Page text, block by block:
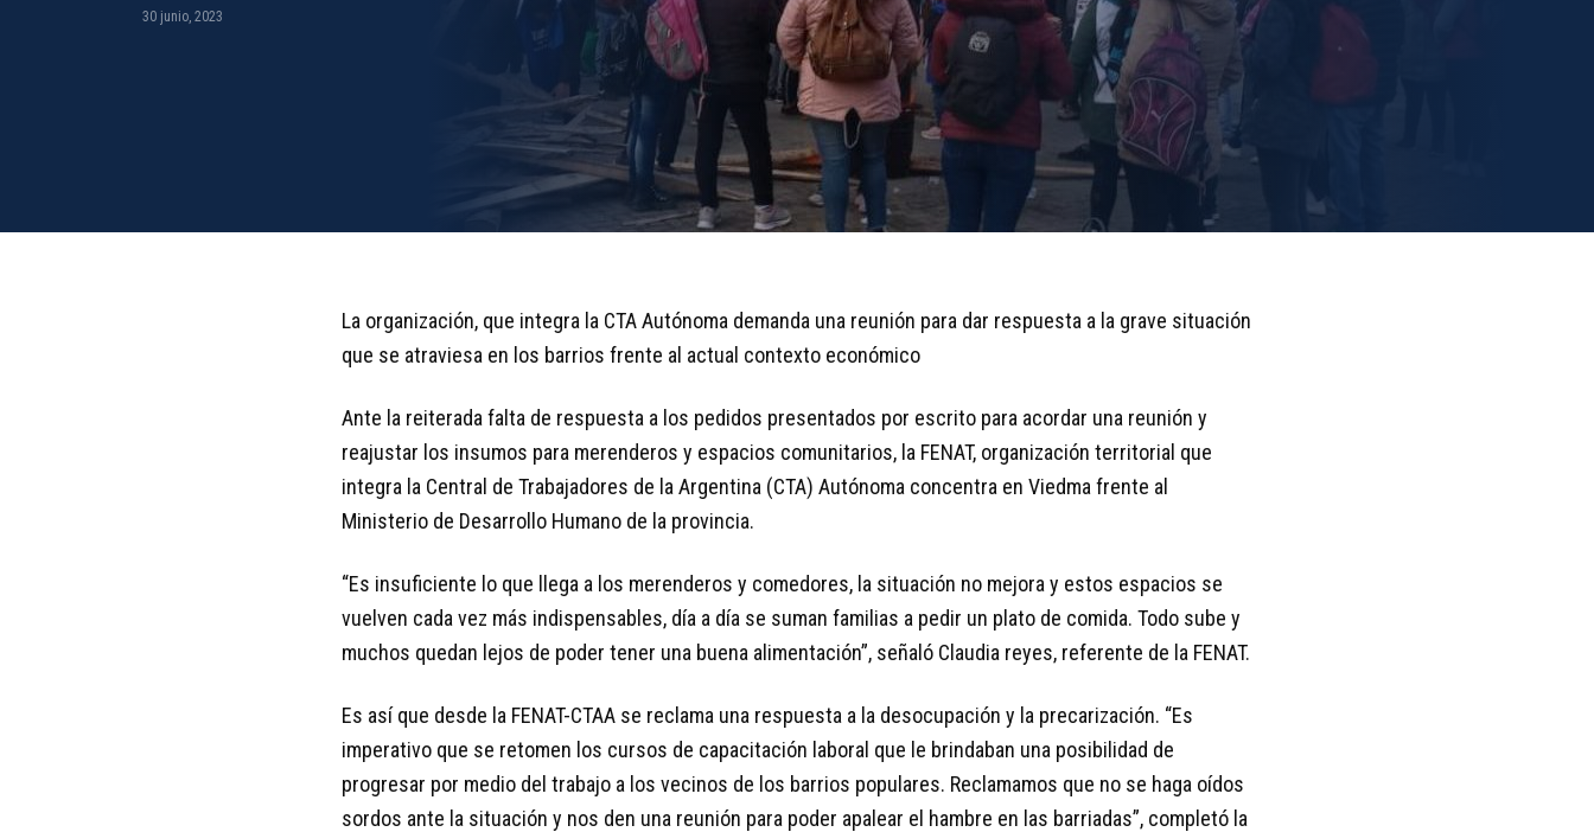
30 junio, 2023
La organización, que integra la CTA Autónoma demanda una reunión para dar respuesta a la grave situación
que se atraviesa en los barrios frente al actual contexto económico
Ante la reiterada falta de respuesta a los pedidos presentados por escrito para acordar una reunión y
reajustar los insumos para merenderos y espacios comunitarios, la FENAT, organización territorial que
integra la Central de Trabajadores de la Argentina (CTA) Autónoma concentra en Viedma frente al
Ministerio de Desarrollo Humano de la provincia.
“Es insuficiente lo que llega a los merenderos y comedores, la situación no mejora y estos espacios se
vuelven cada vez más indispensables, día a día se suman familias a pedir un plato de comida. Todo sube y
muchos quedan lejos de poder tener una buena alimentación”, señaló Claudia reyes, referente de la FENAT.
Es así que desde la FENAT-CTAA se reclama una respuesta a la desocupación y la precarización. “Es
imperativo que se retomen los cursos de capacitación laboral que le brindaban una posibilidad de
progresar por medio del trabajo a los vecinos de los barrios populares. Reclamamos que no se haga oídos
sordos ante la situación y nos den una reunión para poder apalear el hambre en las barriadas”, completó la